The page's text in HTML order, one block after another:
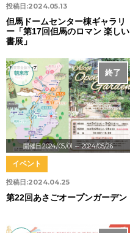
投稿日:2024.05.13
但馬ドームセンター棟ギャラリ
ー「第17回但馬のロマン 楽しい
書展」
開催日:2024/05/01 ～ 2024/05/26
終了
朝来市
投稿日:2024.04.25
イベント
第22回あさごオープンガーデン